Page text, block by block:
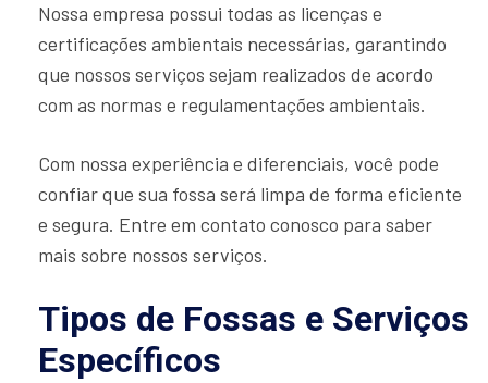
Nossa empresa possui todas as licenças e
certificações ambientais necessárias, garantindo
que nossos serviços sejam realizados de acordo
com as normas e regulamentações ambientais.
Com nossa experiência e diferenciais, você pode
confiar que sua fossa será limpa de forma eficiente
e segura. Entre em contato conosco para saber
mais sobre nossos serviços.
Tipos de Fossas e Serviços
Específicos